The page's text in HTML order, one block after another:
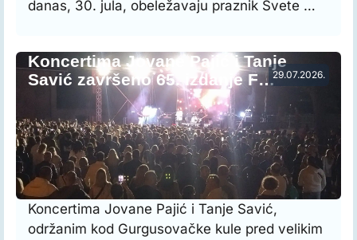
danas, 30. jula, obeležavaju praznik Svete …
29.07.2026.
Koncertima Jovane Pajić i Tanje
Savić završeno 65. izdanje F…
Koncertima Jovane Pajić i Tanje Savić,
održanim kod Gurgusovačke kule pred velikim